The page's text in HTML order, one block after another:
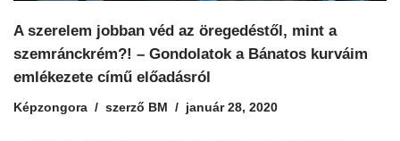
A szerelem jobban véd az öregedéstől, mint a
szemránckrém?! – Gondolatok a Bánatos kurváim
emlékezete című előadásról
Képzongora szerző BM január 28, 2020